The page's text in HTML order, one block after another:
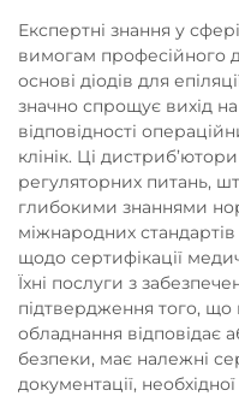
Експертні знання у
вимогам професійного
основі діодів для
значно спрощує вихід
відповідності
клінік. Ці
регуляторних питань,
глибокими знаннями
міжнародних
щодо сертифікації
Їхні послуги з
підтвердження того,
обладнання відповідає
безпеки, має належні
документації,